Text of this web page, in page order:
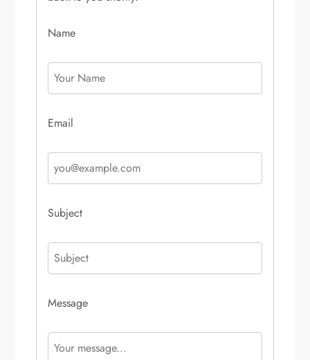
Name
Email
Subject
Message